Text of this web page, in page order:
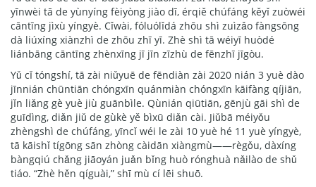
yīnwèi tā de yùnyíng fèiyòng jiào dī, érqiě chúfáng kěyǐ zuòwéi
cāntīng jìxù yíngyè. Cǐwài, fóluólǐdá zhōu shì zuìzǎo fàngsōng
dà liúxíng xiànzhì de zhōu zhī yī. Zhè shì tā wéiyī huòdé
liánbāng cāntīng zhènxīng jī jīn zīzhù de fēnzhī jīgòu.
Yǔ cǐ tóngshí, tā zài niǔyuē de fēndiàn zài 2020 nián 3 yuè dào
jīnnián chūntiān chóngxīn quánmiàn chóngxīn kāifàng qíjiān,
jǐn liǎng gè yuè jiù guānbìle. Qùnián qiūtiān, gēnjù gāi shì de
guīdìng, diǎn jiǔ de gùkè yě bìxū diǎn cài. Jiǔbā méiyǒu
zhèngshì de chúfáng, yīncǐ wéi le zài 10 yuè hé 11 yuè yíngyè,
tā kāishǐ tígōng sān zhòng càidān xiàngmù——règǒu, dàxíng
bàngqiú chǎng jiāoyán juǎn bǐng huò rónghuà nǎilào de shǔ
tiáo. “Zhè hěn qíguài,” shī mù cí lēi shuō.